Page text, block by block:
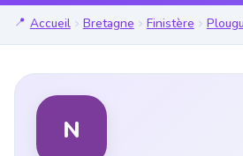
Accueil Bretagne Finistère
N